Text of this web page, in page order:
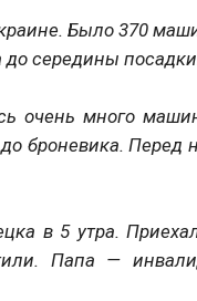
Было 370
до середины
очень много
броневика.
в 5 утра.
Папа —